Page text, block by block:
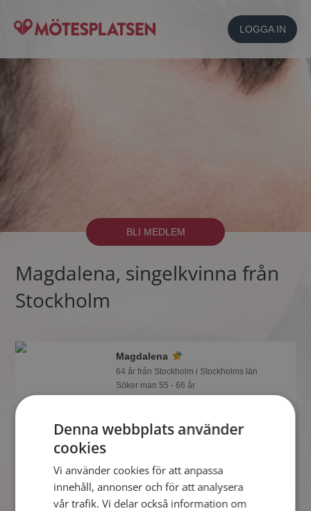
LOGGA IN
BLI MEDLEM
Magdalena, singelkvinna från
Stockholm
Magdalena
64 år från Stockholm i Stockholms län
Söker man 55 - 66 år
någon av alla de andra singlarna.
Denna webbplats använder
cookies
Vi använder cookies för att anpassa
innehåll, annonser och för att analysera
vår trafik. Vi delar också information om